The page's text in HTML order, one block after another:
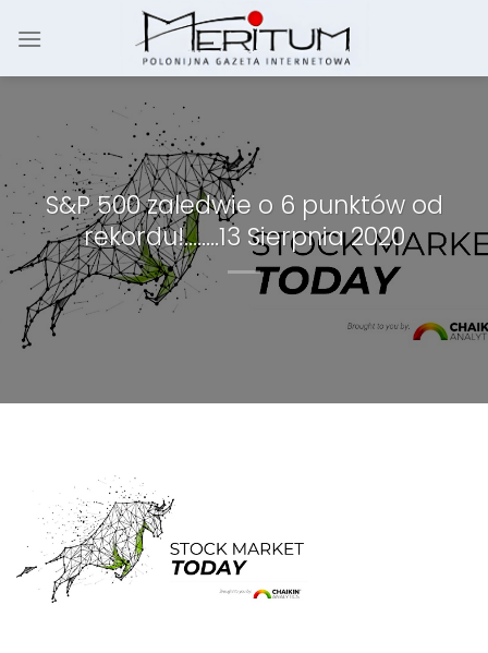
S&P 500 zaledwie o 6 punktów od
rekordu!……..13 Sierpnia 2020